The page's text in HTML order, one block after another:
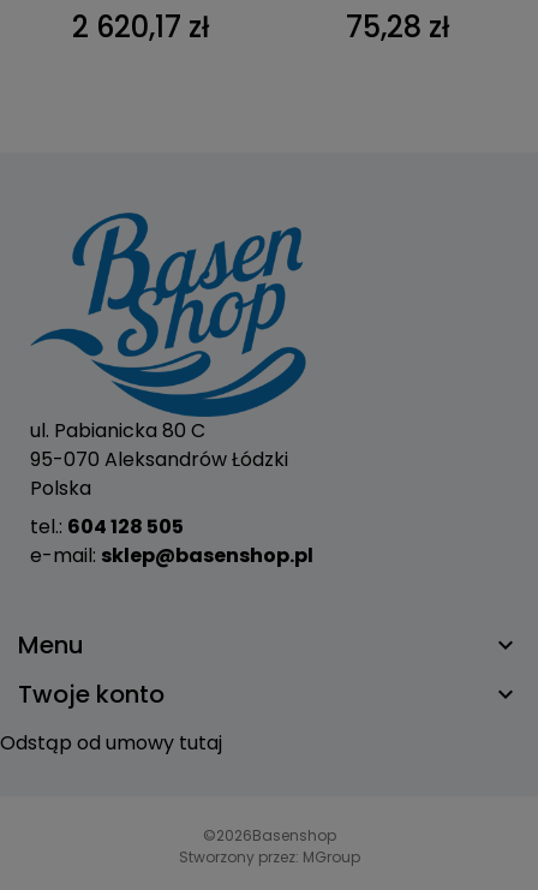
2 620,17 zł 75,28 zł
ul. Pabianicka 80 C
95-070 Aleksandrów Łódzki
Polska
tel.: 604 128 505
e-mail: sklep@basenshop.pl
Menu
Twoje konto
Odstąp od umowy tutaj
©2026Basenshop
Stworzony przez: MGroup